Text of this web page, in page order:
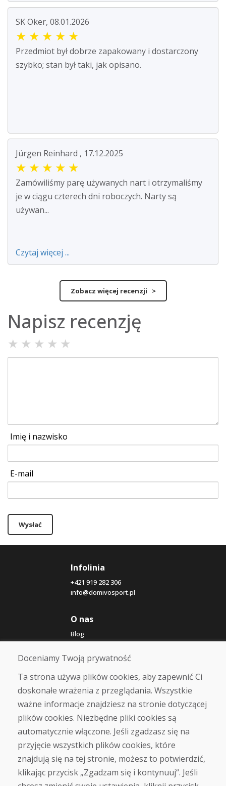
SK Oker, 08.01.2026
★ ★ ★ ★ ★
Przedmiot był dobrze zapakowany i dostarczony
szybko; stan był taki, jak opisano.
Jürgen Reinhard , 17.12.2025
★ ★ ★ ★ ★
Zamówiliśmy parę używanych nart i otrzymaliśmy
je w ciągu czterech dni roboczych. Narty są
używan...
Czytaj więcej ...
Zobacz więcej recenzji >
Napisz recenzję
★ ★ ★ ★ ★
Imię i nazwisko
E-mail
Wysłać
Infolinia
+421 919 282 306
info@domivosport.pl
O nas
Blog
O nas
Sklep
Kontakt
Zakup
Sklep internetowy
Warunki handlowe
Transport
Zapłata
Skarga
Zwrot i wymiana towaru
Ochrona danych osobowych
Cookies
Doceniamy Twoją prywatność
Ta strona używa plików cookies, aby zapewnić Ci
doskonałe wrażenia z przeglądania. Wszystkie
ważne informacje znajdziesz na stronie dotyczącej
plików cookies. Niezbędne pliki cookies są
automatycznie włączone. Jeśli zgadzasz się na
przyjęcie wszystkich plików cookies, które
znajdują się na tej stronie, możesz to potwierdzić,
klikając przycisk „Zgadzam się i kontynuuj“. Jeśli